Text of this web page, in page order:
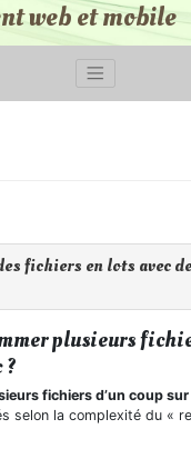
web et mobile
fichiers en lots avec
plusieurs
fichiers d’un coup sur
selon la complexité du «